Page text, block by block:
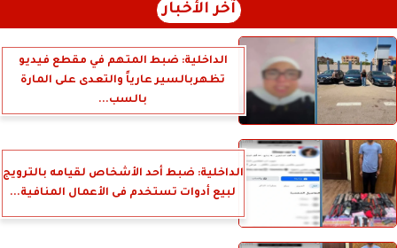
آخر الأخبار
الداخلية: ضبط المتهم في مقطع فيديو
تظهربالسير عارياً والتعدى على المارة
بالسب...
الداخلية: ضبط أحد الأشخاص لقيامه بالترويج
لبيع أدوات تستخدم فى الأعمال المنافية...